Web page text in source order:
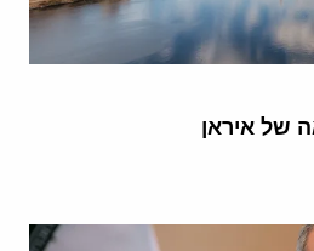
של איראן